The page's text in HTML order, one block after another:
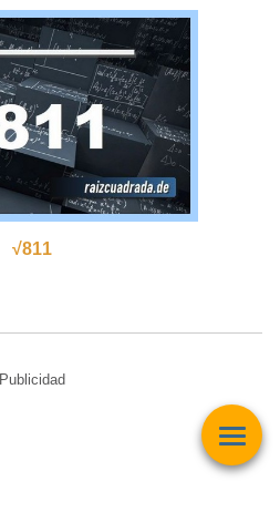
√811
Publicidad